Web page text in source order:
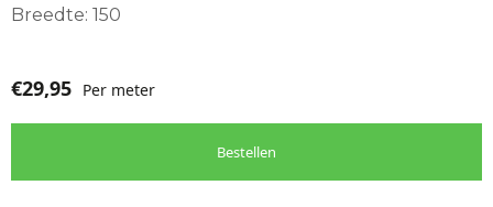
Breedte: 150
€29,95 Per meter
Bestellen